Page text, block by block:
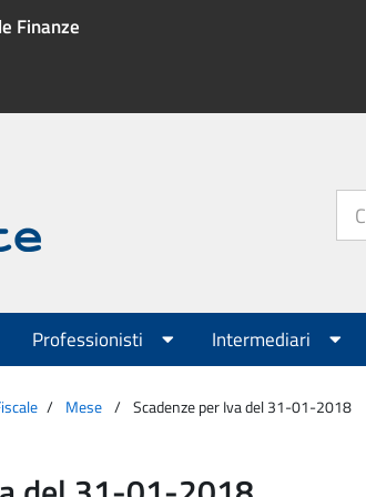
Finanze
sito:
Professionisti Intermediari
Mese Scadenze per Iva del 31-01-2018